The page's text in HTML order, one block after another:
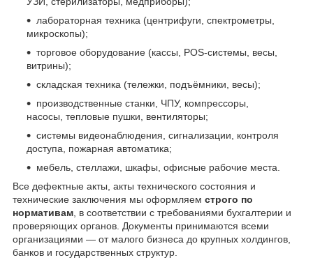
лабораторная техника (центрифуги, спектрометры,
микроскопы);
торговое оборудование (кассы, POS-системы, весы,
витрины);
складская техника (тележки, подъёмники, весы);
производственные станки, ЧПУ, компрессоры,
насосы, тепловые пушки, вентиляторы;
системы видеонаблюдения, сигнализации, контроля
доступа, пожарная автоматика;
мебель, стеллажи, шкафы, офисные рабочие места.
Все дефектные акты, акты технического состояния и
технические заключения мы оформляем строго по
нормативам , в соответствии с требованиями бухгалтерии и
проверяющих органов. Документы принимаются всеми
организациями — от малого бизнеса до крупных холдингов,
банков и государственных структур.